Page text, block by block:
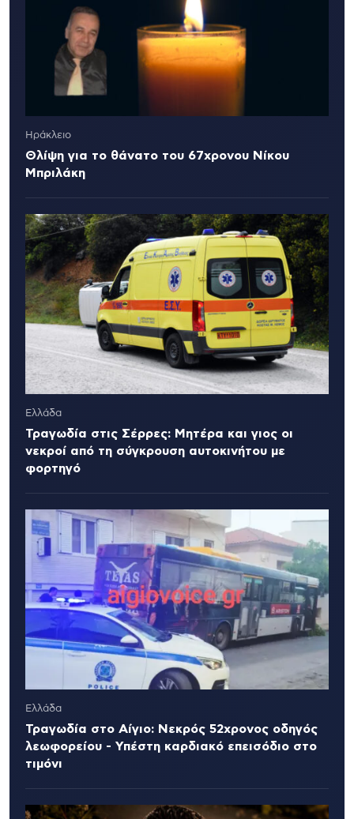
Ηράκλειο
Θλίψη για το θάνατο του 67χρονου Νίκου
Μπριλάκη
Ελλάδα
Τραγωδία στις Σέρρες: Μητέρα και γιος οι
νεκροί από τη σύγκρουση αυτοκινήτου με
φορτηγό
Ελλάδα
Τραγωδία στο Αίγιο: Νεκρός 52χρονος οδηγός
λεωφορείου - Υπέστη καρδιακό επεισόδιο στο
τιμόνι